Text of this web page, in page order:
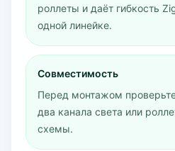
роллеты и даёт гибкость
одной линейке.
Совместимость
Перед монтажом
два канала света или
схемы.